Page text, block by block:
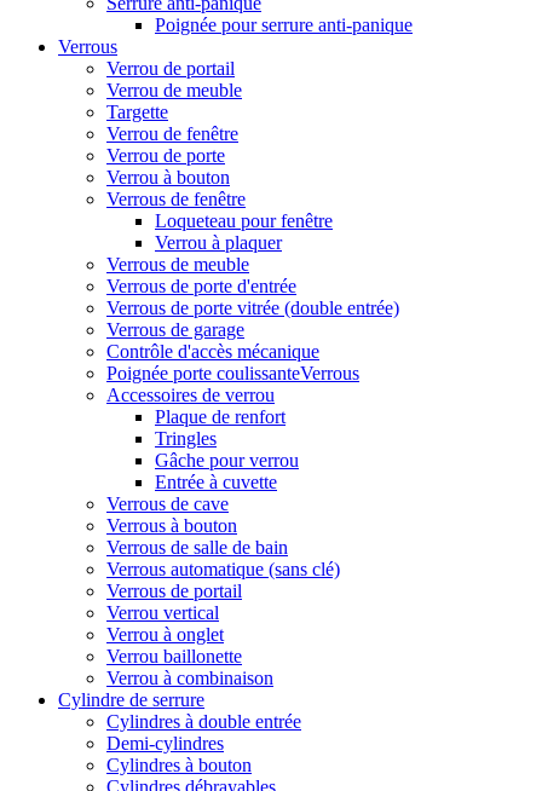
Poignée pour serrure anti-panique
Verrous
Verrou de portail
Verrou de meuble
Targette
Verrou de fenêtre
Verrou de porte
Verrou à bouton
Verrous de fenêtre
Loqueteau pour fenêtre
Verrou à plaquer
Verrous de meuble
Verrous de porte d'entrée
Verrous de porte vitrée (double entrée)
Verrous de garage
Contrôle d'accès mécanique
Poignée porte coulissanteVerrous
Accessoires de verrou
Plaque de renfort
Tringles
Gâche pour verrou
Entrée à cuvette
Verrous de cave
Verrous à bouton
Verrous de salle de bain
Verrous automatique (sans clé)
Verrous de portail
Verrou vertical
Verrou à onglet
Verrou baillonette
Verrou à combinaison
Cylindre de serrure
Cylindres à double entrée
Demi-cylindres
Cylindres à bouton
Cylindres débrayables